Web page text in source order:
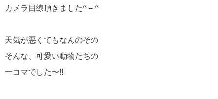
カメラ目線頂きました^ – ^
天気が悪くてもなんのその
そんな、可愛い動物たちの
一コマでした〜!!